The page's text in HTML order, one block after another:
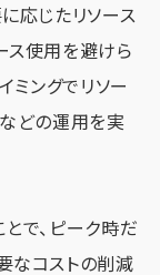
応じたリソース
ス使用を避けら
ミングでリソー
どの運用を実
で、ピーク時だ
なコストの削減